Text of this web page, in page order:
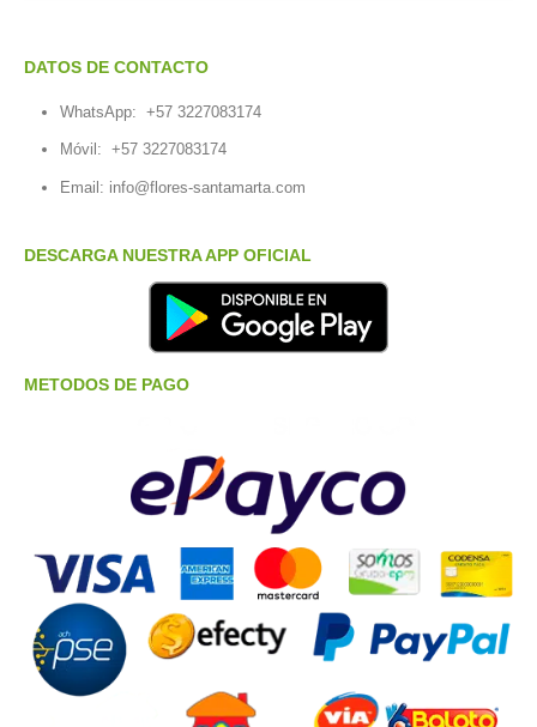
DATOS DE CONTACTO
WhatsApp: +57 3227083174
Móvil: +57 3227083174
Email: info@flores-santamarta.com
DESCARGA NUESTRA APP OFICIAL
METODOS DE PAGO